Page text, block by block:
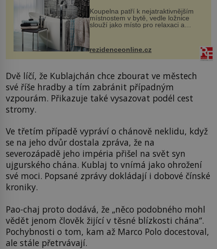
Koupelna patří k nejatraktivnějším
místnostem v bytě, vedle ložnice
slouží jako místo pro relaxaci a
odpočinek. Koupelnový textil –
ručníky, osušky a koberečky –
proutku...
rezidenceonline.cz
Dvě líčí, že Kublajchán chce zbourat ve městech
své říše hradby a tím zabránit případným
vzpourám. Přikazuje také vysazovat podél cest
stromy.
Ve třetím případě vypráví o chánově neklidu, když
se na jeho dvůr dostala zpráva, že na
severozápadě jeho impéria přišel na svět syn
ujgurského chána. Kublaj to vnímá jako ohrožení
své moci. Popsané zprávy dokládají i dobové čínské
kroniky.
Pao-chaj proto dodává, že „něco podobného mohl
vědět jenom člověk žijící v těsné blízkosti chána“.
Pochybnosti o tom, kam až Marco Polo docestoval,
ale stále přetrvávají.